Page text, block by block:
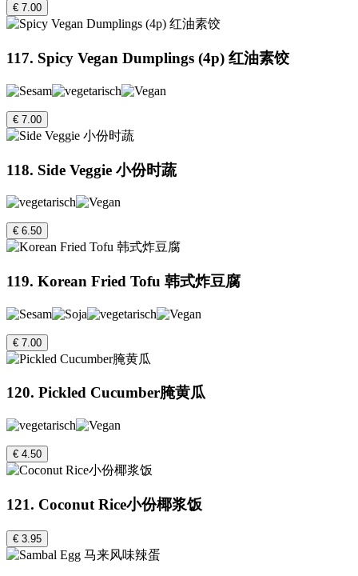
€ 7.00
117. Spicy Vegan Dumplings (4p) 红油素饺
€ 7.00
118. Side Veggie 小份时蔬
€ 6.50
119. Korean Fried Tofu 韩式炸豆腐
€ 7.00
120. Pickled Cucumber腌黄瓜
€ 4.50
121. Coconut Rice小份椰浆饭
€ 3.95